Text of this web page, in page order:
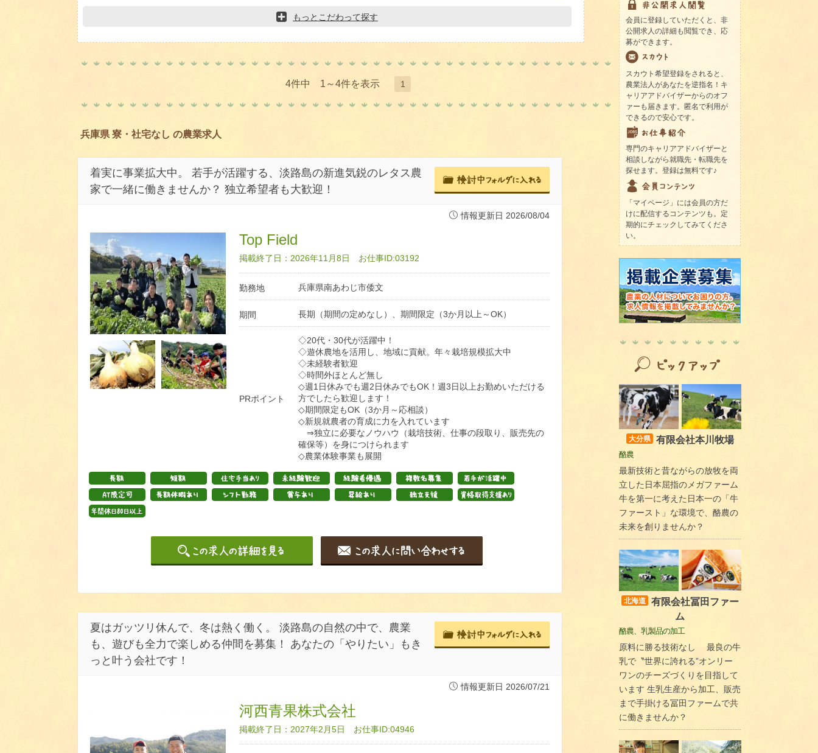
もっとこだわって探す
4件中 1～4件を表示 1
兵庫県 寮・社宅なし の農業求人
着実に事業拡大中。 若手が活躍する、淡路島の新進気鋭のレタス農
家で一緒に働きませんか？ 独立希望者も大歓迎！
情報更新日 2026/08/04
Top Field
掲載終了日：2026年11月8日 お仕事ID:03192
勤務地 兵庫県南あわじ市倭文
期間 長期（期間の定めなし）、期間限定（3か月以上～OK）
PRポイント
◇20代・30代が活躍中！
◇遊休農地を活用し、地域に貢献。年々栽培規模拡大中
◇未経験者歓迎
◇時間外ほとんど無し
◇週1日休みでも週2日休みでもOK！週3日以上お勤めいただける
方でしたら歓迎します！
◇期間限定もOK（3か月～応相談）
◇新規就農者の育成に力を入れています
⇒独立に必要なノウハウ（栽培技術、仕事の段取り、販売先の
確保等）を身につけられます
◇農業体験事業も展開
夏はガッツリ休んで、冬は熱く働く。 淡路島の自然の中で、農業
も、遊びも全力で楽しめる仲間を募集！ あなたの「やりたい」もき
っと叶う会社です！
情報更新日 2026/07/21
河西青果株式会社
掲載終了日：2027年2月5日 お仕事ID:04946
会員に登録していただくと、非
公開求人の詳細も閲覧でき、応
募ができます。
スカウト希望登録をされると、
農業法人があなたを逆指名！キ
ャリアアドバイザーからのオフ
ァーも届きます。匿名で利用が
できるので安心です。
専門のキャリアアドバイザーと
相談しながら就職先・転職先を
探せます。登録は無料です♪
「マイページ」には会員の方だ
けに配信するコンテンツも。定
期的にチェックしてみてくださ
い。
大分県 有限会社本川牧場
酪農
最新技術と昔ながらの放牧を両
立した日本屈指のメガファーム
牛を第一に考えた日本一の「牛
ファースト」な環境で、酪農の
未来を創りませんか？
北海道
有限会社冨田ファー
ム
酪農、乳製品の加工
原料に勝る技術なし 最良の牛
乳で〝世界に誇れる”オンリー
ワンのチーズづくりを目指して
います 生乳生産から加工、販売
まで手掛ける冨田ファームで共
に働きませんか？